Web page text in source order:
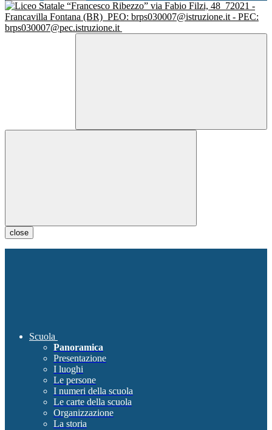
via Fabio Filzi, 48 72021 -
Francavilla Fontana (BR) PEO: brps030007@istruzione.it - PEC:
brps030007@pec.istruzione.it
close
Scuola
Panoramica
Presentazione
I luoghi
Le persone
I numeri della scuola
Le carte della scuola
Organizzazione
La storia